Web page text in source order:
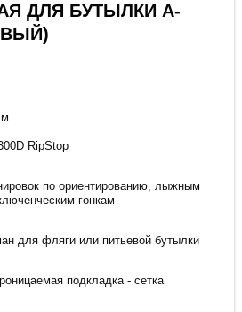
ДЛЯ БУТЫЛКИ A-
RipStop
по ориентированию, лыжным
гонкам
для фляги или питьевой бутылки
подкладка - сетка